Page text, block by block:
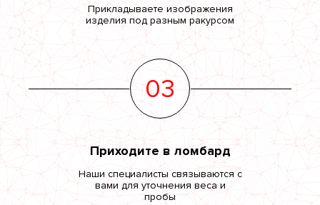
Прикладываете изображения
изделия под разным ракурсом
03
Приходите в ломбард
Наши специалисты связываются с
вами для уточнения веса и
пробы